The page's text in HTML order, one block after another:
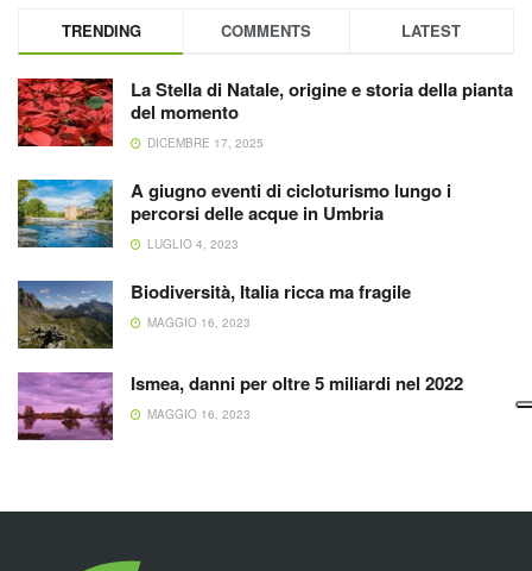
TRENDING COMMENTS LATEST
La Stella di Natale, origine e storia della pianta
del momento
DICEMBRE 17, 2025
A giugno eventi di cicloturismo lungo i
percorsi delle acque in Umbria
LUGLIO 4, 2023
Biodiversità, Italia ricca ma fragile
MAGGIO 16, 2023
Ismea, danni per oltre 5 miliardi nel 2022
MAGGIO 16, 2023